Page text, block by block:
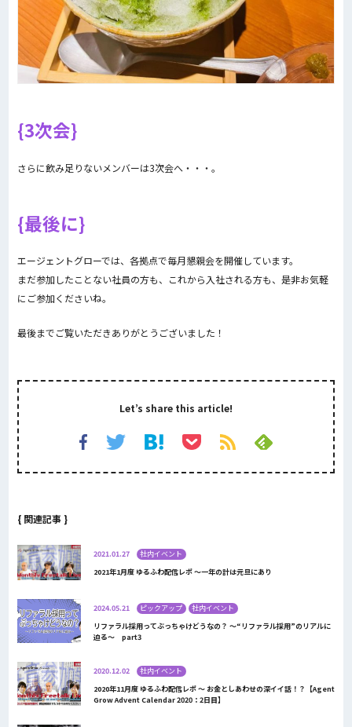
3次会
さらに飲み足りないメンバーは3次会へ・・・。
最後に
エージェントグローでは、各拠点で毎月懇親会を開催しています。
まだ参加したことない社員の方も、これから入社される方も、是非お気軽
にご参加くださいね。
最後までご覧いただきありがとうございました！
Let’s share this article!
{ 関連記事 }
2021.01.27
社内イベント
2021年1月度 ゆるふわ配信レポ 〜一年の計は元旦にあり
2024.05.21 ピックアップ
社内イベント
リファラル採用ってぶっちゃけどうなの？ ～“リファラル採用”のリアルに
迫る～ part3
2020.12.02
社内イベント
2020年11月度 ゆるふわ配信レポ ～ お金としあわせの深イイ話！？【Agent
Grow Advent Calendar 2020：2日目】